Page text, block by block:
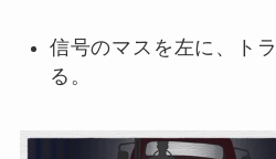
信号のマスを左に、ト
る。